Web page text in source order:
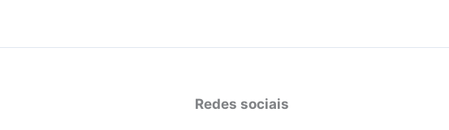
Redes sociais